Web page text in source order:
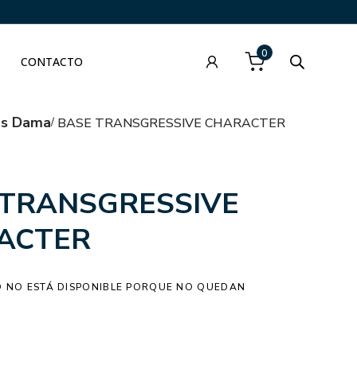
CONTACTO
0
Dama BASE TRANSGRESSIVE CHARACTER
NO ESTÁ DISPONIBLE PORQUE NO QUEDAN